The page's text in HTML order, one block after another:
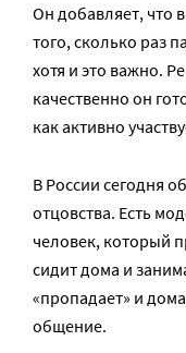
Он добавляет, что
того, сколько раз
хотя и это важно.
качественно он
как активно
В России сегодня
отцовства. Есть
человек, который
сидит дома и
«пропадает» и
общение.